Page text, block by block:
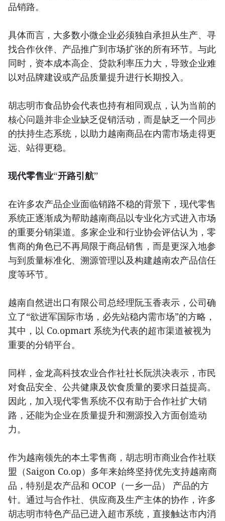
品销路。
具体而言，大多数小微企业必须独自承担从生产、寻
找合作伙伴、产品推广到市场扩张的所有环节。与此
同时，资本成本高企、贷款利率压力大，导致企业难
以对品牌建设或产品质量提升进行长期投入。
胡志明市食品协会代表也持有相同观点，认为当前的
核心问题并非企业缺乏促销活动，而是缺乏一个同步
的扶持生态系统，以助力越南商品在内需市场走得更
远、站得更稳。
现代零售业“开路引航”
在许多农产品企业面临销路不稳的背景下，现代零售
系统正逐渐成为帮助越南商品以专业化方式进入市场
的重要分销渠道。多家企业和行业协会评估认为，零
售商的角色已不再局限于商品销售，而是更深入地参
与到质量标准化、溯源管理以及构建越南农产品信任
度等环节。
越南自然进出口有限公司总经理阮玉香表示，公司确
立了“欲进军国际市场，必先站稳内需市场”的方略，
其中，以 Co.opmart 系统为代表的超市渠道被视为
重要的分销平台。
同样，金龙高科技农业合作社社长阮洪决表示，市民
对食品安全、公共健康及饮食质量的要求日益提高。
因此，加入现代零售系统不仅有助于合作社扩大销
路，还能为企业在质量提升和溯源投入方面创造动
力。
作为越南领先的本土零售商，胡志明市商业合作社联
盟（Saigon Co.op）多年来始终坚持优先支持越南商
品，特别是农产品和 OCOP（一乡一品） 产品的方
针。通过与合作社、供应商及生产主体的协作，许多
胡志明市特色产品已进入超市系统，直接触达市内消